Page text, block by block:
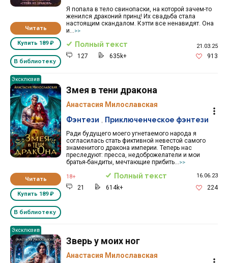
Читать
Купить 189 ₽
В библиотеку
Я попала в тело свинопаски, на которой зачем-то
женился драконий принц! Их свадьба стала
настоящим скандалом. Кэтти все ненавидят. Она
и...
>>
Полный текст 21.03.25
127 635k+ 913
Эксклюзив
Читать
Купить 189 ₽
В библиотеку
Змея в тени дракона
Анастасия Милославская
Ради будущего моего угнетаемого народа я
согласилась стать фиктивной невестой самого
знаменитого дракона империи. Теперь нас
преследуют: пресса, недоброжелатели и мои
братья-бандиты, мечтающие прибить...
>>
Фэнтези Приключенческое фэнтези
18+ Полный текст 16.06.23
21 614k+ 224
Эксклюзив
Зверь у моих ног
Анастасия Милославская